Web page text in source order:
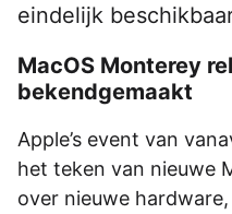
eindelijk
MacOS Monterey
bekendgemaakt
Apple’s event van
het teken van nieuwe
over nieuwe